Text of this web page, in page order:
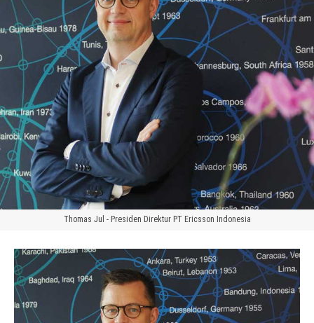
Thomas Jul - Presiden Direktur PT Ericsson Indonesia